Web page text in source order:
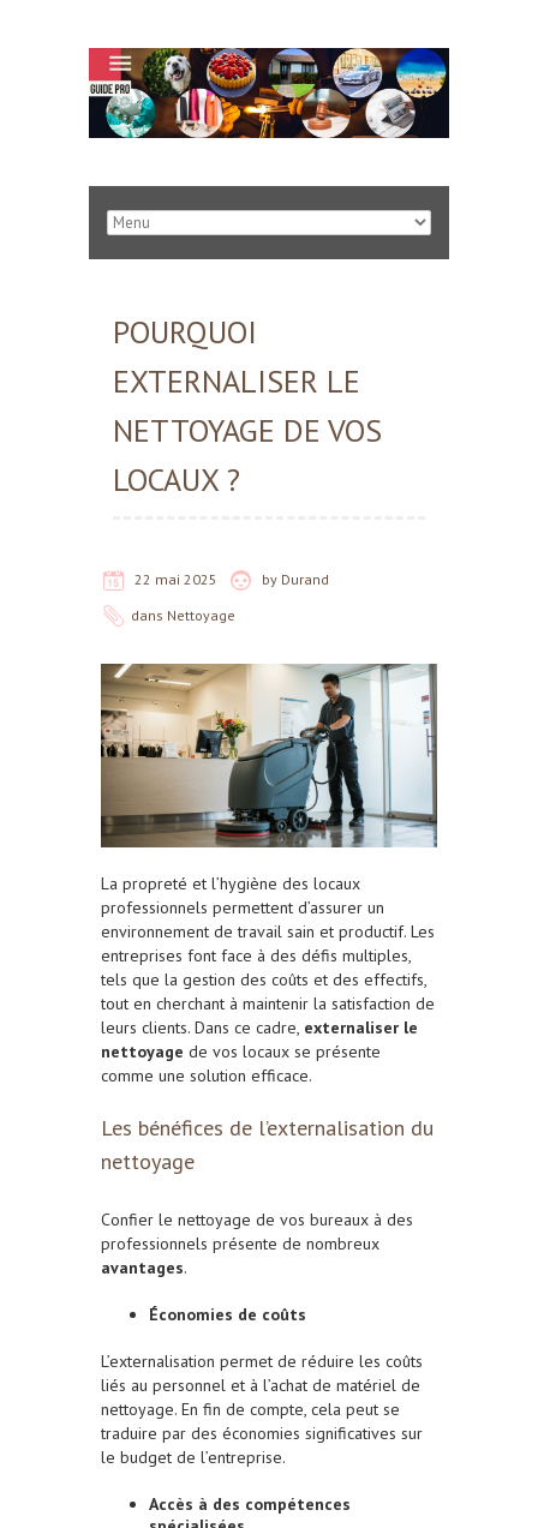
POURQUOI
EXTERNALISER LE
NETTOYAGE DE VOS
LOCAUX ?
22 mai 2025 by Durand
dans Nettoyage
La propreté et l’hygiène des locaux
professionnels permettent d’assurer un
environnement de travail sain et productif. Les
entreprises font face à des défis multiples,
tels que la gestion des coûts et des effectifs,
tout en cherchant à maintenir la satisfaction de
leurs clients. Dans ce cadre, externaliser le
nettoyage de vos locaux se présente
comme une solution efficace.
Les bénéfices de l’externalisation du
nettoyage
Confier le nettoyage de vos bureaux à des
professionnels présente de nombreux
avantages.
Économies de coûts
L’externalisation permet de réduire les coûts
liés au personnel et à l’achat de matériel de
nettoyage. En fin de compte, cela peut se
traduire par des économies significatives sur
le budget de l’entreprise.
Accès à des compétences